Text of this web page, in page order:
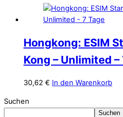
Hongkong: ESIM
Kong – Unlimited –
30,62 € In den Warenkorb
Suchen
Suchen